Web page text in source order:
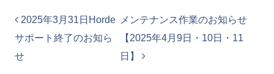
2025年3月31日Horde
サポート終了のお知ら
せ
メンテナンス作業のお知らせ
【2025年4月9日・10日・11
日】